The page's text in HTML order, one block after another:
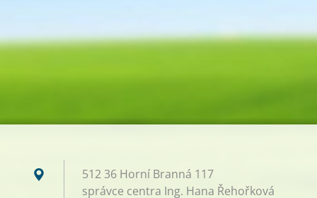
512 36 Horní Branná 117
správce centra Ing. Hana Řehořková